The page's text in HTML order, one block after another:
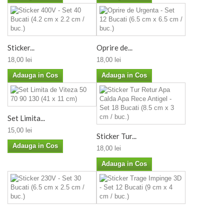
Sticker...
18,00 lei
Adauga in Cos
Oprire de...
18,00 lei
Adauga in Cos
Set Limita...
15,00 lei
Adauga in Cos
Sticker Tur...
18,00 lei
Adauga in Cos